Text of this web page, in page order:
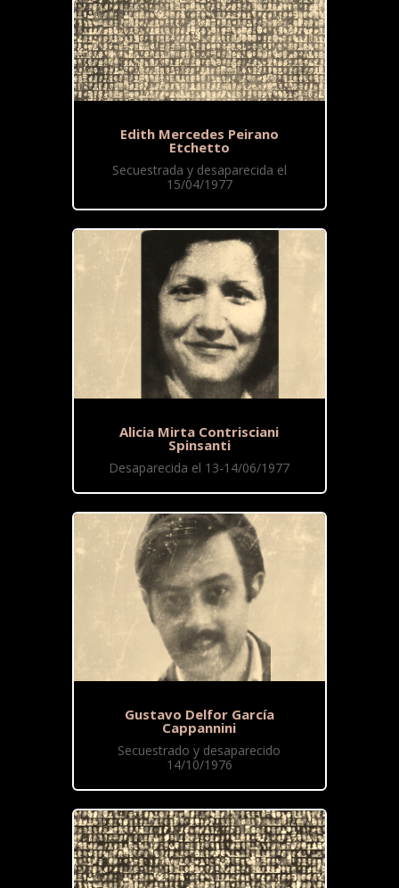
Edith Mercedes Peirano
Etchetto
Secuestrada y desaparecida el
15/04/1977
Alicia Mirta Contrisciani
Spinsanti
Desaparecida el 13-14/06/1977
Gustavo Delfor García
Cappannini
Secuestrado y desaparecido
14/10/1976